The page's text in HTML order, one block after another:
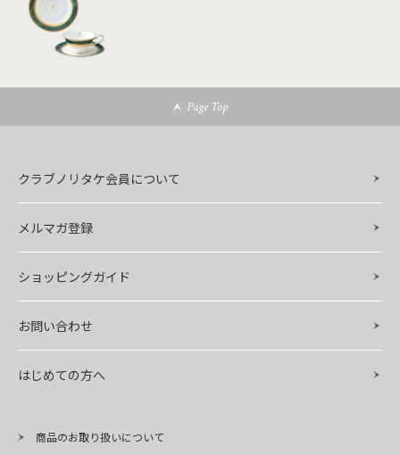
Page Top
クラブノリタケ会員について
メルマガ登録
ショッピングガイド
お問い合わせ
はじめての方へ
商品のお取り扱いについて